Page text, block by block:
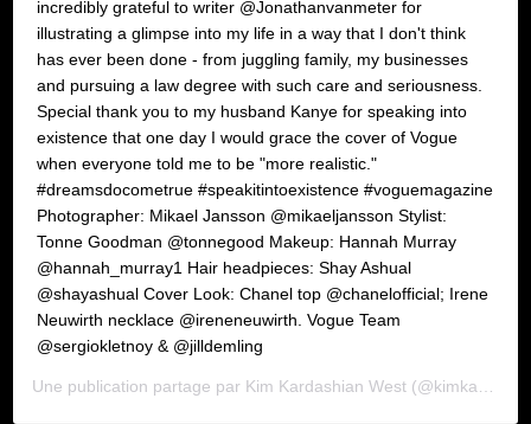
incredibly grateful to writer @Jonathanvanmeter for
illustrating a glimpse into my life in a way that I don't think
has ever been done - from juggling family, my businesses
and pursuing a law degree with such care and seriousness.
Special thank you to my husband Kanye for speaking into
existence that one day I would grace the cover of Vogue
when everyone told me to be "more realistic."
#dreamsdocometrue #speakitintoexistence #voguemagazine
Photographer: Mikael Jansson @mikaeljansson Stylist:
Tonne Goodman @tonnegood Makeup: Hannah Murray
@hannah_murray1 Hair headpieces: Shay Ashual
@shayashual Cover Look: Chanel top @chanelofficial; Irene
Neuwirth necklace @ireneneuwirth. Vogue Team
@sergiokletnoy & @jilldemling
Une publication partage par Kim Kardashian West (@kimkardashian) le